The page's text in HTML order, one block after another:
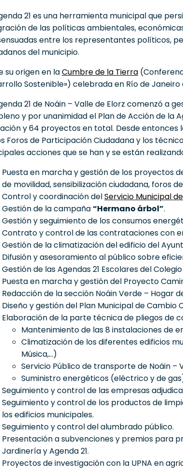
21 es una herramienta municipal que
de las políticas ambientales,
entre los representantes políticos,
del municipio.
su origen en laCumbre de la Tierra
Sostenible») celebrada en Río de Janeiro
21 de Noáin – Valle de Elorz comenzó a
y por unanimidad el Plan de Acción de la
y 64 proyectos en total. Desde entonces
Foros de Participación Ciudadana y los
acciones que se han y se están
Puesta en marcha y gestión de los proyectos
de movilidad, sensibilización ciudadana, foros
Control y coordinación delServicio Municipal
Gestión de la campaña“Hermano árbol”.
Gestión y seguimiento de los consumos
Contrato y control de las contrataciones con
Gestión de la climatización del edificio del
Difusión y asesoramiento al público sobre
Gestión de las Agendas 21 Escolares del
Puesta en marcha y gestión del Proyecto
Redacción de la sección Noáin Verde – Hogar
Diseño y gestión del Plan Municipal de
Elaboración de la parte técnica de pliegos de
Mantenimiento de las 8 instalaciones de
Climatización de los diferentes edificios
Música,…)
Servicio Público de transporte de Noáin –
Suministro energéticos (eléctrico y de
Seguimiento y control de las empresas
Seguimiento y control de los productos de
los edificios municipales.
Seguimiento y control del alumbrado público.
Presentación a subvenciones y premios para
Jardinería y Agenda 21.
Proyectos de investigación con la UPNA en